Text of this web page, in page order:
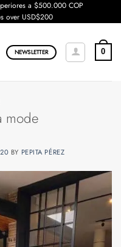
a $500.000 COP
over USD$200
NEWSLETTER 0
mode
BY PEPITA PÉREZ